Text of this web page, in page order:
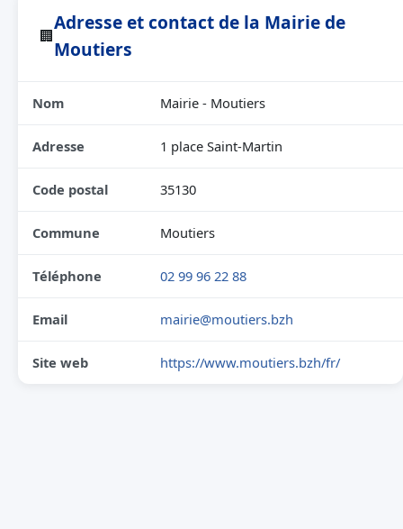
🏢
Adresse et contact de la Mairie de
Moutiers
Nom Mairie - Moutiers
Adresse 1 place Saint-Martin
Code postal 35130
Commune Moutiers
Téléphone 02 99 96 22 88
Email mairie@moutiers.bzh
Site web https://www.moutiers.bzh/fr/